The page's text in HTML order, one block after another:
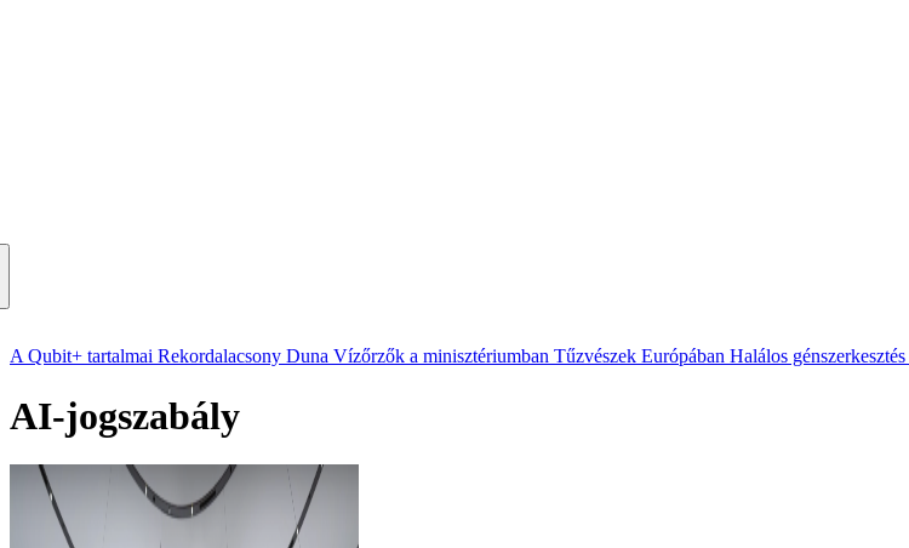
A Qubit+ tartalmai Rekordalacsony Duna Vízőrzők a minisztériumban Tűzvészek Európában Halálos génszerkesztés
AI-jogszabály